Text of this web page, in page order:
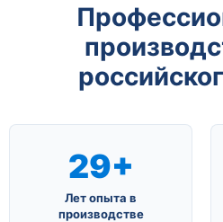
29+
Лет опыта в
производстве